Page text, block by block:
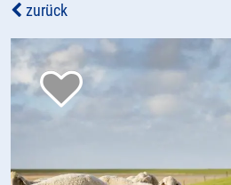
zurück